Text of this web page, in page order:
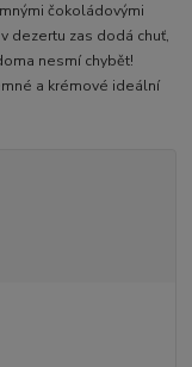
čokoládovými
dezertu zas dodá chuť,
nesmí chybět!
a krémové ideální